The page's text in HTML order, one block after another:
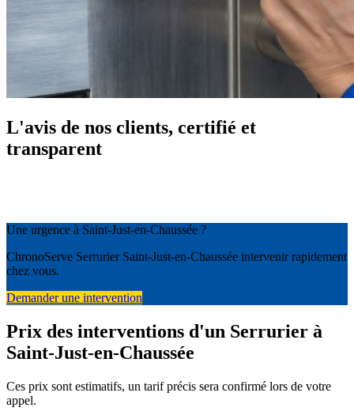
L'avis de nos clients, certifié et
transparent
Une urgence à Saint-Just-en-Chaussée ?
ChronoServe Serrurier Saint-Just-en-Chaussée intervenir rapidement
chez vous.
Demander une intervention
Prix des interventions d'un Serrurier à
Saint-Just-en-Chaussée
Ces prix sont estimatifs, un tarif précis sera confirmé lors de votre
appel.